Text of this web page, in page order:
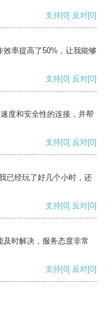
支持[0] 反对[0]
率提高了50%，让我能够
支持[0] 反对[0]
度和安全性的连接，并帮
支持[0] 反对[0]
已经玩了好几个小时，还
支持[0] 反对[0]
及时解决，服务态度非常
支持[0] 反对[0]